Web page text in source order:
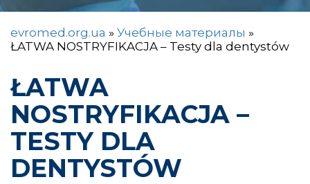
evromed.org.ua » Учебные материалы »
ŁATWA NOSTRYFIKACJA – Testy dla dentystów
ŁATWA
NOSTRYFIKACJA –
TESTY DLA
DENTYSTÓW